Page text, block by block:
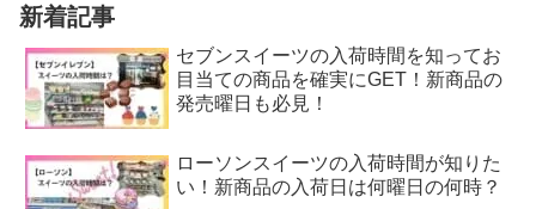
新着記事
セブンスイーツの入荷時間を知ってお
目当ての商品を確実にGET！新商品の
発売曜日も必見！
ローソンスイーツの入荷時間が知りた
い！新商品の入荷日は何曜日の何時？